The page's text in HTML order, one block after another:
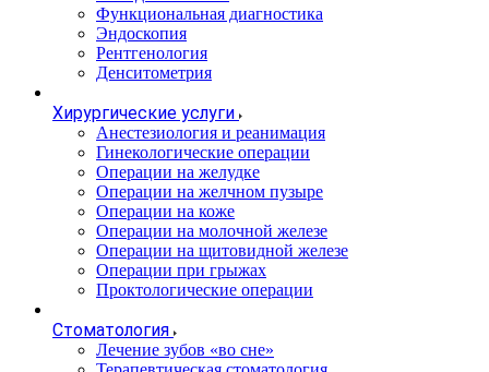
Функциональная диагностика
Эндоскопия
Рентгенология
Денситометрия
Хирургические услуги
Анестезиология и реанимация
Гинекологические операции
Операции на желудке
Операции на желчном пузыре
Операции на коже
Операции на молочной железе
Операции на щитовидной железе
Операции при грыжах
Проктологические операции
Стоматология
Лечение зубов «во сне»